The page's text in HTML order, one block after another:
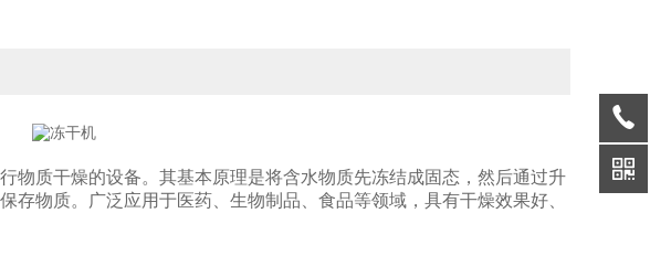
质干燥的设备。其基本原理是将含水物质先冻结成固态，然后通过升
物质。广泛应用于医药、生物制品、食品等领域，具有干燥效果好、